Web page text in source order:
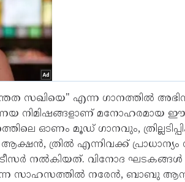
സഖിയെ" എന്ന ഗാനത്തിൽ
നിമിഷങ്ങളാണ് മനോഹരമായ
ഓണം മൂഡ് ഗാനവും,
ആക്ഷൻ, ത്രിൽ എന്നിവക്ക്
നൽകിയത്. വിനോദ ഘടകങ്ങൾ
സാഹസത്തിൽ നരേൻ, ബാബു